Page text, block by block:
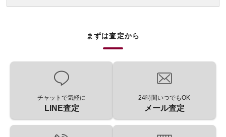
まずは査定から
チャットで気軽に
LINE査定
24時間いつでもOK
メール査定